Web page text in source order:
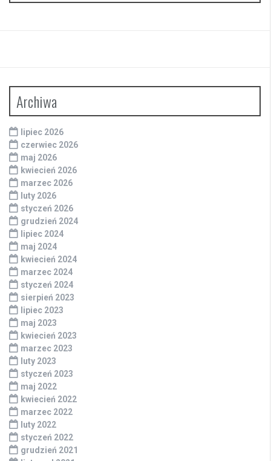
Archiwa
lipiec 2026
czerwiec 2026
maj 2026
kwiecień 2026
marzec 2026
luty 2026
styczeń 2026
grudzień 2024
lipiec 2024
maj 2024
kwiecień 2024
marzec 2024
styczeń 2024
sierpień 2023
lipiec 2023
maj 2023
kwiecień 2023
marzec 2023
luty 2023
styczeń 2023
maj 2022
kwiecień 2022
marzec 2022
luty 2022
styczeń 2022
grudzień 2021